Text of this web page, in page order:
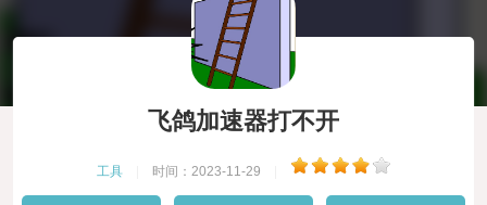
飞鸽加速器打不开
工具 时间：2023-11-29